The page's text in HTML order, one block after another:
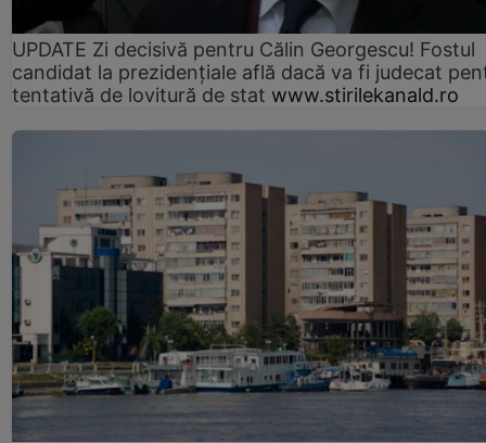
UPDATE Zi decisivă pentru Călin Georgescu! Fostul
candidat la prezidențiale află dacă va fi judecat
tentativă de lovitură de stat www.stirilekanald.ro